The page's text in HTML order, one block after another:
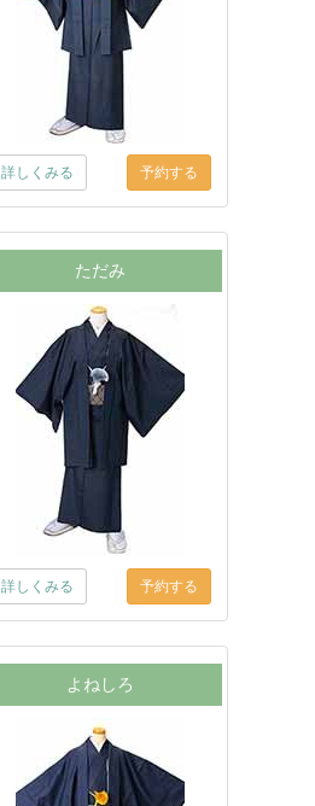
詳しくみる
ただみ
詳しくみる
よねしろ